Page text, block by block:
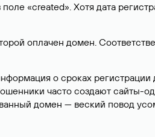
«created». Хотя дата
оплачен домен.
о сроках
часто создают сайты-
домен — веский повод